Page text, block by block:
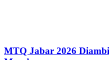
MTQ Jabar 2026